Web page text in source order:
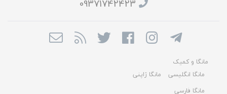
09371742423
مانگا و کمیک
مانگا انگلیسی
مانگا ژاپنی
مانگا فارسی